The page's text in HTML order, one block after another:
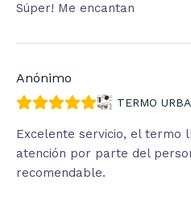
Súper! Me encantan
Anónimo
TERMO
Excelente servicio, el termo
atención por parte del
recomendable.